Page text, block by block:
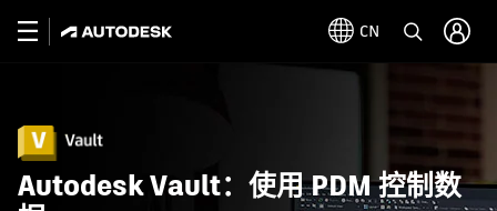
CN
Autodesk Vault：使用 PDM 控制数